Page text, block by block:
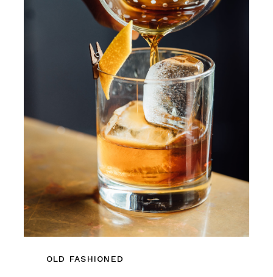
OLD FASHIONED